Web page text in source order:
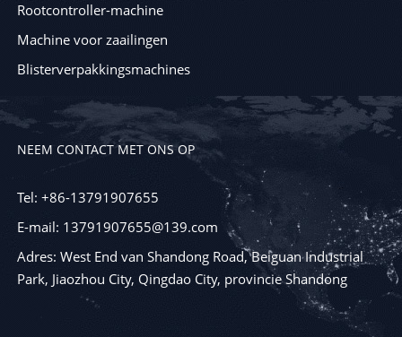
Rootcontroller-machine
Machine voor zaailingen
Blisterverpakkingsmachines
NEEM CONTACT MET ONS OP
Tel: +86-13791907655
E-mail: 13791907655@139.com
Adres: West End van Shandong Road, Beiguan Industrial
Park, Jiaozhou City, Qingdao City, provincie Shandong